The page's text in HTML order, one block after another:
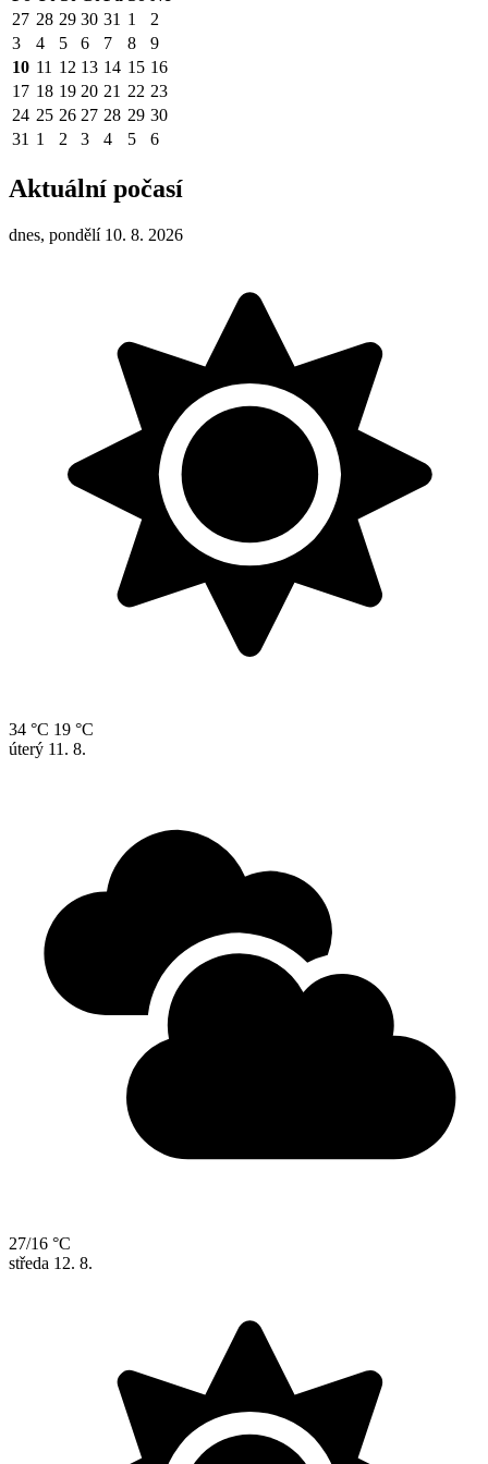
27 28 29 30 31 1
2
3
4 5 6 7 8
9
10 11 12 13 14 15 16
17 18 19 20 21 22 23
24 25 26 27 28 29 30
31 1 2 3 4 5 6
Aktuální počasí
dnes, pondělí 10. 8. 2026
34 °C 19 °C
úterý 11. 8.
27/16 °C
středa 12. 8.